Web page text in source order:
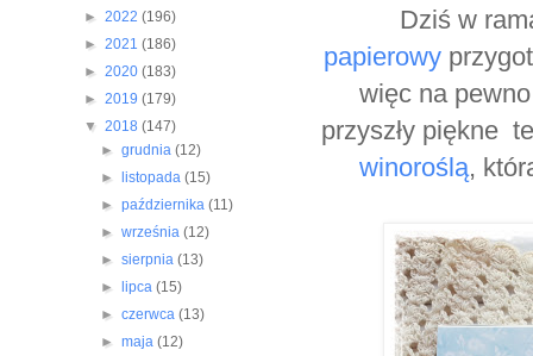
Dziś w
papierowy
więc na
przyszły piękne
winoroślą,
► 2022 (196)
► 2021 (186)
► 2020 (183)
► 2019 (179)
▼ 2018 (147)
►grudnia(12)
►
listopada(15)
►października(11)
►września(12)
►sierpnia(13)
►
lipca(15)
►czerwca(13)
►maja(12)